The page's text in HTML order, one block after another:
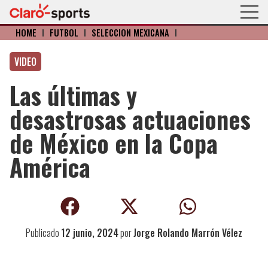
HOME I FÚTBOL I SELECCIÓN MEXICANA I
VIDEO
Las últimas y
desastrosas actuaciones
de México en la Copa
América
Publicado 12 junio, 2024porJorge Rolando Marrón Vélez